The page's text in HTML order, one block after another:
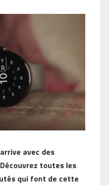
avec des
toutes les
qui font de cette